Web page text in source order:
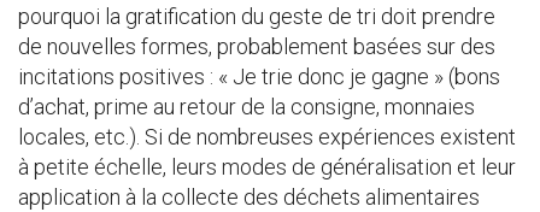
pourquoi la gratification du geste de tri doit prendre
de nouvelles formes, probablement basées sur des
incitations positives : « Je trie donc je gagne » (bons
d’achat, prime au retour de la consigne, monnaies
locales, etc.). Si de nombreuses expériences existent
à petite échelle, leurs modes de généralisation et leur
application à la collecte des déchets alimentaires